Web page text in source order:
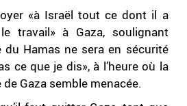
«à Israël tout ce dont il a
travail» à Gaza, soulignant
du Hamas ne sera en sécurité
ce que je dis», à l’heure où la
Gaza semble menacée.